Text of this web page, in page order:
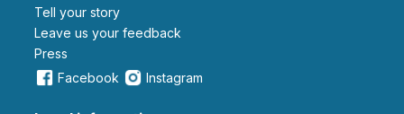
Tell your story
leave us your feedback
Press
Facebook
Instagram